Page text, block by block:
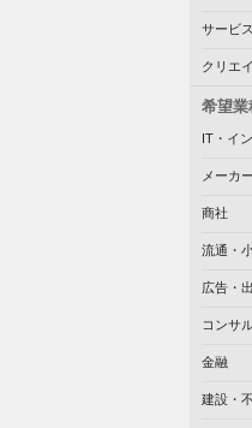
サービ
クリエ
希望業
IT・イ
メーカー
商社
流通・
広告・
コンサ
金融
建設・